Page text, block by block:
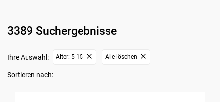
3389 Suchergebnisse
Ihre Auswahl: Alter: 5-15 Alle löschen
Sortieren nach: